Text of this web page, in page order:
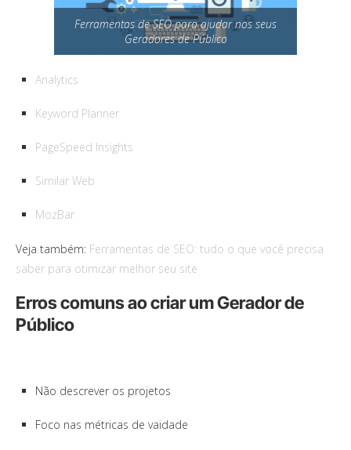
Ferramentas de SEO para ajudar nos seus
Geradores de Público
Analytics
Keyword Planner
PageSpeed Insights
Similar Web
MozBar
Veja também: Ferramentas de SEO: tudo o que você precisa
saber para otimizar melhor seu site
Erros comuns ao criar um Gerador de
Público
Não descrever os projetos
Foco nas métricas de vaidade